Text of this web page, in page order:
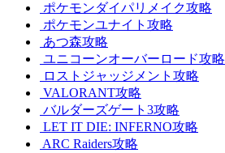
ポケモンダイパリメイク攻略
ポケモンユナイト攻略
あつ森攻略
ユニコーンオーバーロード攻略
ロストジャッジメント攻略
VALORANT攻略
バルダーズゲート3攻略
LET IT DIE: INFERNO攻略
ARC Raiders攻略